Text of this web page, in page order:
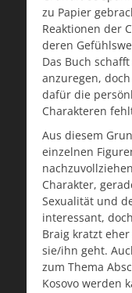
zu Papier
Reaktionen der
deren
Das Buch
anzuregen,
dafür die
Charakteren
Aus diesem
einzelnen
Charakter,
Sexualität und
interessant,
Braig kratzt
sie/ihn geht.
zum Thema
Kosovo werden